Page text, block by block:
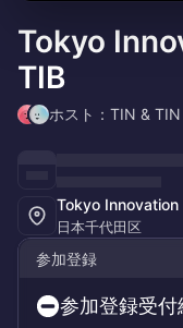
Tokyo
TIB
ホスト：TIN & TIN
Tokyo Innovation
日本千代田区
参加登録
参加登録受付